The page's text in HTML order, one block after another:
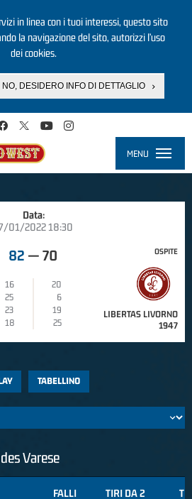
in linea con i tuoi interessi, questo sito
la navigazione del sito, autorizzi l’uso
dei cookies.
NO, DESIDERO INFO DI DETTAGLIO
MENU
Data:
01/2022 18:30
82 — 70
16
20
25
6
23
19
18
25
OSPITE
LIBERTAS LIVORNO
1947
TABELLINO
Varese
FALLI TIRI DA 2